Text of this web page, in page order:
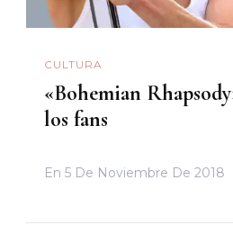
CULTURA
«Bohemian
los fans
En 5 De Noviembre De 2018